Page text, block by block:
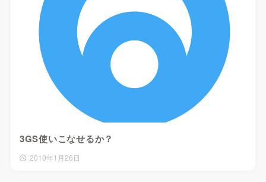
3GS使いこなせるか？
2010年1月26日